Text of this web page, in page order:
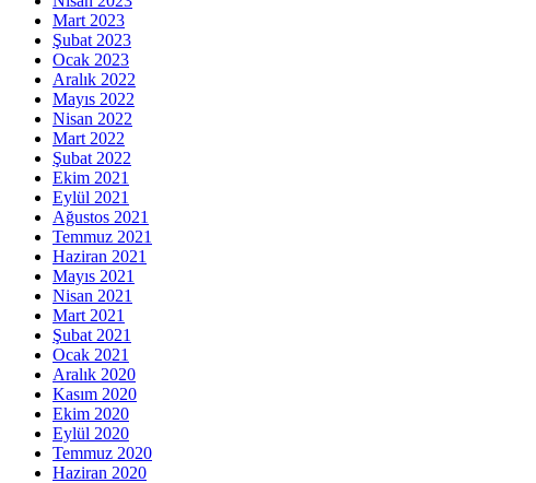
Mart 2023
Şubat 2023
Ocak 2023
Aralık 2022
Mayıs 2022
Nisan 2022
Mart 2022
Şubat 2022
Ekim 2021
Eylül 2021
Ağustos 2021
Temmuz 2021
Haziran 2021
Mayıs 2021
Nisan 2021
Mart 2021
Şubat 2021
Ocak 2021
Aralık 2020
Kasım 2020
Ekim 2020
Eylül 2020
Temmuz 2020
Haziran 2020